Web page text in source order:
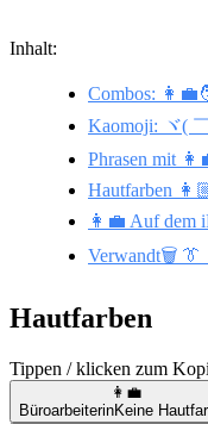
Inhalt:
Combos:
Kaomoji: ヾ(
Phrasen mit
Hautfarben
👩‍💼 Auf dem
Verwandt🗑️
Hautfarben
Tippen / klicken zum
👩‍💼
BüroarbeiterinKeine